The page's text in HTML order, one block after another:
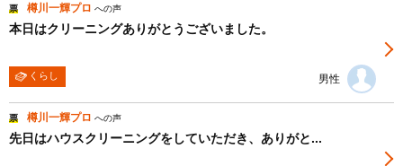
票 樽川一輝プロ への声
本日はクリーニングありがとうございました。
くらし 男性
票 樽川一輝プロ への声
先日はハウスクリーニングをしていただき、ありがと...